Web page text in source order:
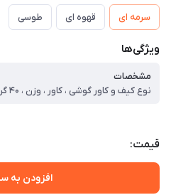
سرمه ای قهوه ای طوسی
ویژگی‌ها
مشخصات
قیمت:
افزودن به